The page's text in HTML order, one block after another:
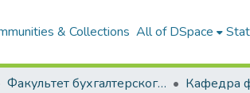
& Collections All of DSpace
Факультет бухгалтерского учета